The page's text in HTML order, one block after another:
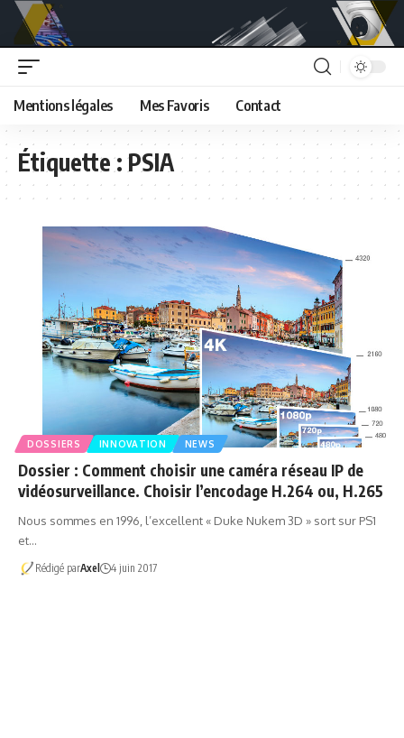
Mentions légales Mes Favoris Contact
Étiquette :PSIA
DOSSIERS INNOVATION NEWS
Dossier : Comment choisir une caméra réseau IP de
vidéosurveillance. Choisir l’encodage H.264 ou, H.265
Nous sommes en 1996, l’excellent « Duke Nukem 3D » sort sur PS1
et…
Rédigé parAxel 4 juin 2017